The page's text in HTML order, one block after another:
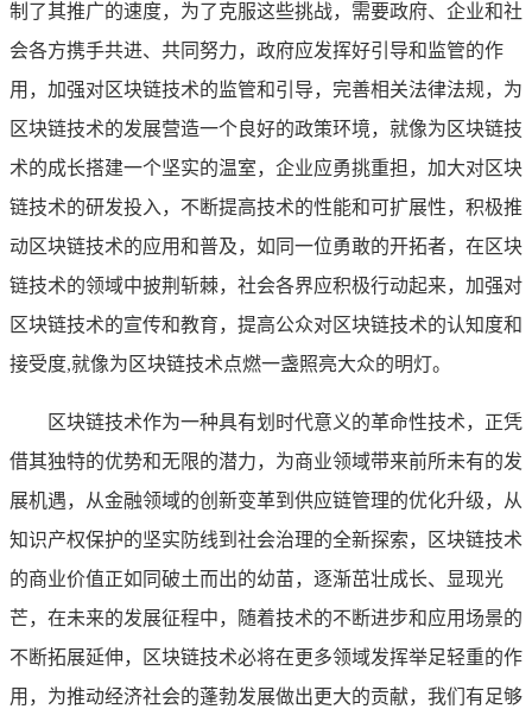
制了其推广的速度，为了克服这些挑战，需要政府、企业和社
会各方携手共进、共同努力，政府应发挥好引导和监管的作
用，加强对区块链技术的监管和引导，完善相关法律法规，为
区块链技术的发展营造一个良好的政策环境，就像为区块链技
术的成长搭建一个坚实的温室，企业应勇挑重担，加大对区块
链技术的研发投入，不断提高技术的性能和可扩展性，积极推
动区块链技术的应用和普及，如同一位勇敢的开拓者，在区块
链技术的领域中披荆斩棘，社会各界应积极行动起来，加强对
区块链技术的宣传和教育，提高公众对区块链技术的认知度和
接受度,就像为区块链技术点燃一盏照亮大众的明灯。
区块链技术作为一种具有划时代意义的革命性技术，正凭
借其独特的优势和无限的潜力，为商业领域带来前所未有的发
展机遇，从金融领域的创新变革到供应链管理的优化升级，从
知识产权保护的坚实防线到社会治理的全新探索，区块链技术
的商业价值正如同破土而出的幼苗，逐渐茁壮成长、显现光
芒，在未来的发展征程中，随着技术的不断进步和应用场景的
不断拓展延伸，区块链技术必将在更多领域发挥举足轻重的作
用，为推动经济社会的蓬勃发展做出更大的贡献，我们有足够